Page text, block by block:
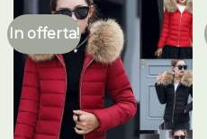
In offerta!